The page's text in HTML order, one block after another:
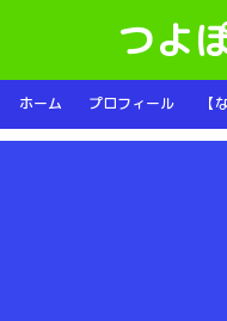
つよ
ホーム プロフィール 【